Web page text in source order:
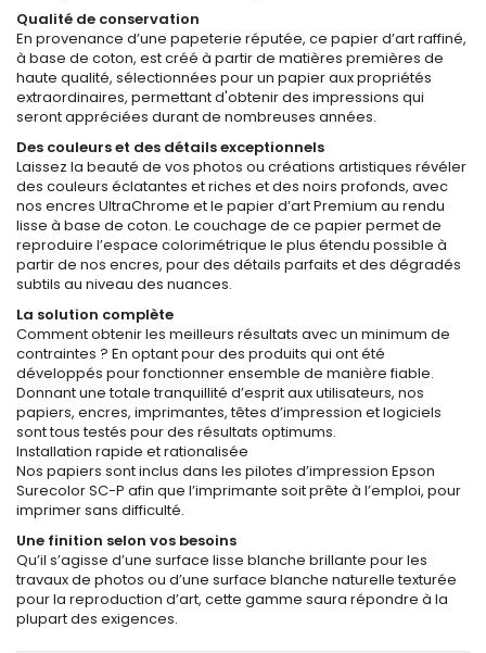
Qualité de conservation
En provenance d’une papeterie réputée, ce papier d’art raffiné,
à base de coton, est créé à partir de matières premières de
haute qualité, sélectionnées pour un papier aux propriétés
extraordinaires, permettant d'obtenir des impressions qui
seront appréciées durant de nombreuses années.
Des couleurs et des détails exceptionnels
Laissez la beauté de vos photos ou créations artistiques révéler
des couleurs éclatantes et riches et des noirs profonds, avec
nos encres UltraChrome et le papier d’art Premium au rendu
lisse à base de coton. Le couchage de ce papier permet de
reproduire l’espace colorimétrique le plus étendu possible à
partir de nos encres, pour des détails parfaits et des dégradés
subtils au niveau des nuances.
La solution complète
Comment obtenir les meilleurs résultats avec un minimum de
contraintes ? En optant pour des produits qui ont été
développés pour fonctionner ensemble de manière fiable.
Donnant une totale tranquillité d’esprit aux utilisateurs, nos
papiers, encres, imprimantes, têtes d’impression et logiciels
sont tous testés pour des résultats optimums.
Installation rapide et rationalisée
Nos papiers sont inclus dans les pilotes d’impression Epson
Surecolor SC-P afin que l’imprimante soit prête à l’emploi, pour
imprimer sans difficulté.
Une finition selon vos besoins
Qu’il s’agisse d’une surface lisse blanche brillante pour les
travaux de photos ou d’une surface blanche naturelle texturée
pour la reproduction d’art, cette gamme saura répondre à la
plupart des exigences.